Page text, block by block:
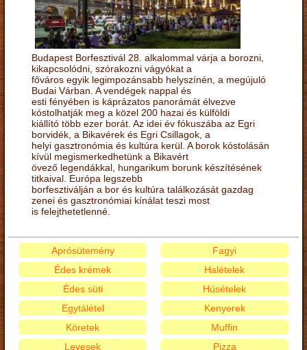
Budapest Borfesztivál 28. alkalommal várja a borozni,
kikapcsolódni, szórakozni vágyókat a
főváros egyik legimpozánsabb helyszínén, a megújuló
Budai Várban. A vendégek nappal és
esti fényében is káprázatos panorámát élvezve
kóstolhatják meg a közel 200 hazai és külföldi
kiállító több ezer borát. Az idei év fókuszába az Egri
borvidék, a Bikavérek és Egri Csillagok, a
helyi gasztronómia és kultúra kerül. A borok kóstolásán
kívül megismerkedhetünk a Bikavért
övező legendákkal, hungarikum borunk készítésének
titkaival. Európa legszebb
borfesztiválján a bor és kultúra találkozását gazdag
zenei és gasztronómiai kínálat teszi most
is felejthetetlenné.
Aprósütemény
Édes krémek
Édes süti
Egytálétel
Fagyi
Halételek
Húsételek
Kenyerek
Köretek
Levesek
Muffin
Pizza